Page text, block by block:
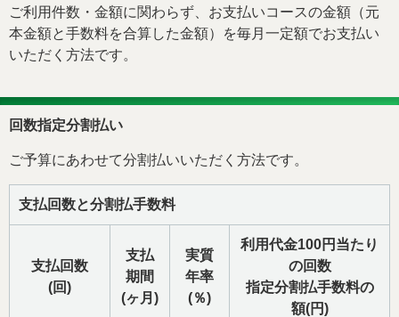
ご利用件数・金額に関わらず、お支払いコースの金額（元
本金額と手数料を合算した金額）を毎月一定額でお支払い
いただく方法です。
回数指定分割払い
ご予算にあわせて分割払いいただく方法です。
支払回数と分割払手数料
支払回数
(回)
支払
期間
(ヶ月)
実質
年率
(％)
利用代金100円当たり
の回数
指定分割払手数料の
額(円)